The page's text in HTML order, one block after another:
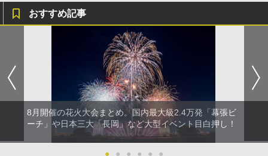
おすすめ記事
8月開催の花火大会まとめ。国内最大級2.4万発「幕張ビ
ーチ」や日本三大「長岡」など大型イベント目白押し！
● ● ● ● ● ●